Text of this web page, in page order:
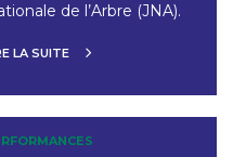
de l’Arbre (JNA).
LA SUITE